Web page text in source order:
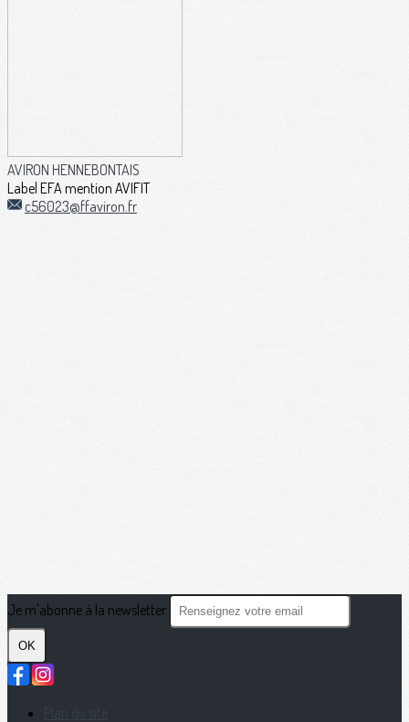
AVIRON HENNEBONTAIS
Label EFA mention AVIFIT
c56023@ffaviron.fr
Je m'abonne à la newsletter
OK